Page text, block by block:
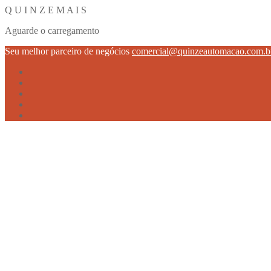
Q U I N Z E M A I S
Aguarde o carregamento
Seu melhor parceiro de negócios